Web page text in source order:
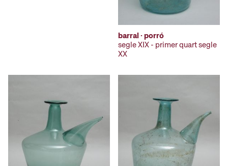
barral · porró
segle XIX - primer quart segle
XX